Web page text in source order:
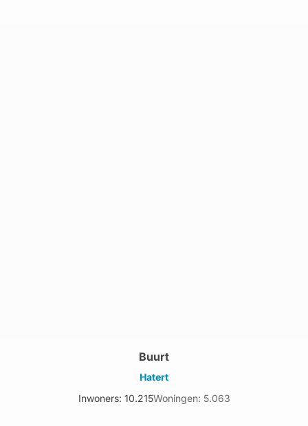
Buurt
Hatert
Inwoners: 10.215Woningen: 5.063